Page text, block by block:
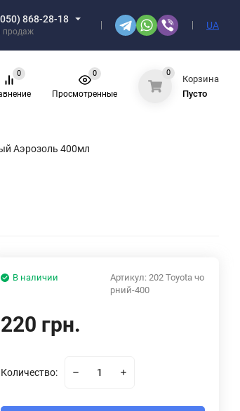
868-28-18
продаж
UA
0
Просмотренные
0 0
Корзина
Пусто
Аэрозоль 400мл
Артикул: 202 Toyota чо
рний-400
В наличии
220 грн.
Количество: